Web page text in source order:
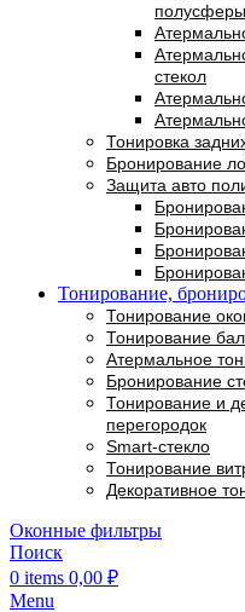
полусферы
стекол
Тонировка
Бронирование
Защита авто
Тонирование,
Тонирование
Тонирование
Атермальное
Бронирование
Тонирование и
перегородок
Smart-стекло
Тонирование
Декоративное
Оконные фильтры
Поиск
0 items 0,00 ₽
Menu
Click to enlarge